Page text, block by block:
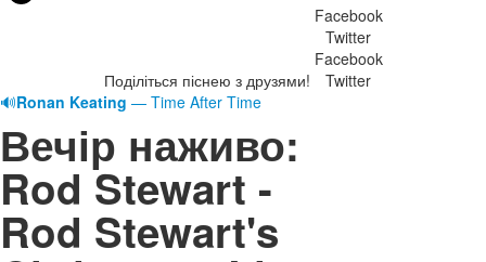
Поділіться піснею з друзями!
Facebook
Twitter
Facebook
Twitter
🔊Ronan Keating — Time After Time
Вечір наживо:
Rod Stewart -
Rod Stewart's